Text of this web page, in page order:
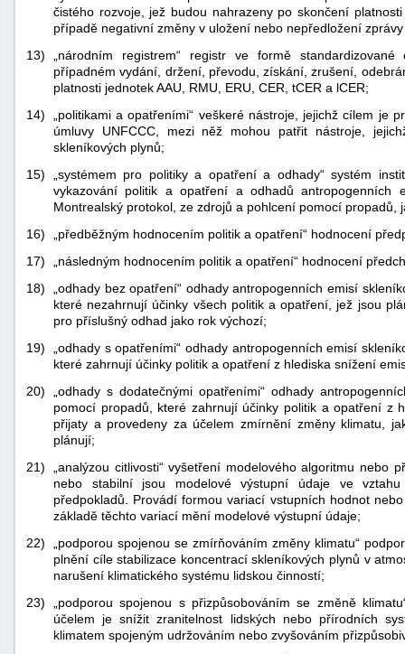
čistého rozvoje, jež budou nahrazeny po skončení
případě negativní změny v uložení nebo nepředložení
13)
„národním registrem“ registr ve formě
případném vydání, držení, převodu, získání, zrušení,
platnosti jednotek AAU, RMU, ERU, CER, tCER a lCER;
14)
„politikami a opatřeními“ veškeré nástroje, jejichž cílem je
úmluvy UNFCCC, mezi něž mohou patřit nástroje,
skleníkových plynů;
15)
„systémem pro politiky a opatření a odhady“ systém
vykazování politik a opatření a odhadů antropogenních
Montrealský protokol, ze zdrojů a pohlcení pomocí
16)
„předběžným hodnocením politik a opatření“ hodnocení
17)
„následným hodnocením politik a opatření“ hodnocení
18)
„odhady bez opatření“ odhady antropogenních emisí
které nezahrnují účinky všech politik a opatření, jež jsou
pro příslušný odhad jako rok výchozí;
19)
„odhady s opatřeními“ odhady antropogenních emisí
které zahrnují účinky politik a opatření z hlediska snížení
20)
„odhady s dodatečnými opatřeními“ odhady
pomocí propadů, které zahrnují účinky politik a opatření z
přijaty a provedeny za účelem zmírnění změny klimatu,
plánují;
21)
„analýzou citlivosti“ vyšetření modelového algoritmu nebo
nebo stabilní jsou modelové výstupní údaje ve
předpokladů. Provádí formou variací vstupních hodnot
základě těchto variací mění modelové výstupní údaje;
22)
„podporou spojenou se zmírňováním změny klimatu“
plnění cíle stabilizace koncentrací skleníkových plynů v
narušení klimatického systému lidskou činností;
23)
„podporou spojenou s přizpůsobováním se změně
účelem je snížit zranitelnost lidských nebo přírodních
klimatem spojeným udržováním nebo zvyšováním